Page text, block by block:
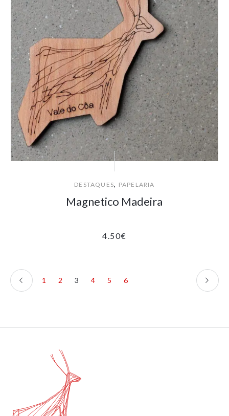
DESTAQUES, PAPELARIA
Magnetico Madeira
4.50€
1 2 3 4 5 6